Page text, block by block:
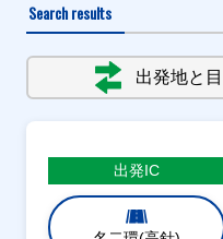
Search results
出発地と
出発IC